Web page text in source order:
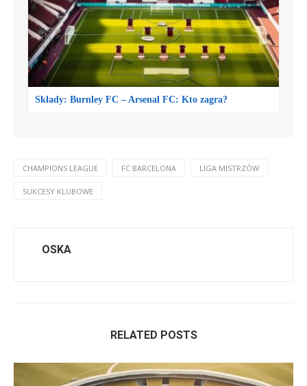
Składy: Burnley FC – Arsenal FC: Kto zagra?
CHAMPIONS LEAGUE FC BARCELONA LIGA MISTRZÓW
SUKCESY KLUBOWE
OSKA
RELATED POSTS